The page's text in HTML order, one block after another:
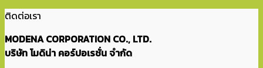
ติดต่อเรา
MODENA CORPORATION CO., LTD.
บริษัท โมดิน่า คอร์ปอเรชั่น จำกัด